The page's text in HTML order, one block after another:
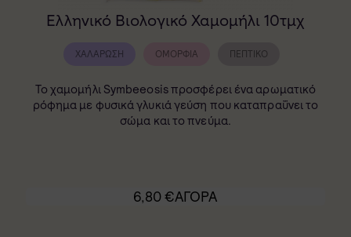
Ελληνικό Βιολογικό Χαμομήλι 10τμχ
ΧΑΛΆΡΩΣΗ ΟΜΟΡΦΙΆ ΠΕΠΤΙΚΌ
Το χαμομήλι Symbeeosis προσφέρει ένα αρωματικό
ρόφημα με φυσικά γλυκιά γεύση που καταπραΰνει το
σώμα και το πνεύμα.
6,80€ΑΓΟΡΑ